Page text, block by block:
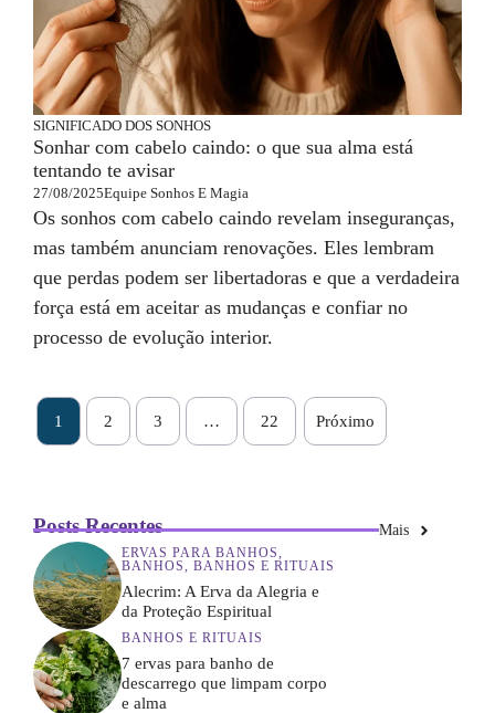
SIGNIFICADO DOS SONHOS
Sonhar com cabelo caindo: o que sua alma está
tentando te avisar
27/08/2025Equipe Sonhos E Magia
Os sonhos com cabelo caindo revelam inseguranças,
mas também anunciam renovações. Eles lembram
que perdas podem ser libertadoras e que a verdadeira
força está em aceitar as mudanças e confiar no
processo de evolução interior.
1 2 3 … 22 Próximo
Posts Recentes Mais
ERVAS PARA BANHOS
BANHOS
BANHOS E RITUAIS
Alecrim: A Erva da Alegria e
da Proteção Espiritual
BANHOS E RITUAIS
7 ervas para banho de
descarrego que limpam corpo
e alma